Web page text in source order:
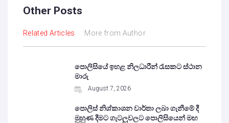
Other Posts
Related Articles More from Author
පොලිසියේ ඉහළ නිලධාරීන් රැසකට ස්ථාන
මාරු
August 7, 2026
පොලිස් නිශ්කාශන වාර්තා ලබා ගැනීමේ දී
මුහුණ දීමට ගැටලුවලට පොලිසියෙන් මඟ